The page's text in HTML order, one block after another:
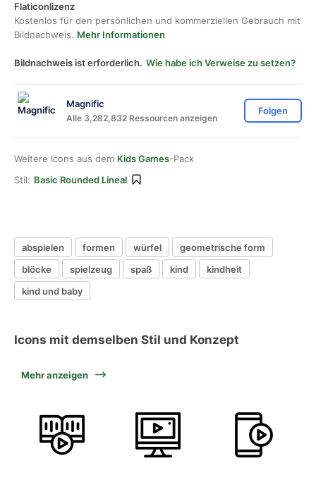
Flaticonlizenz
Kostenlos für den persönlichen und kommerziellen Gebrauch mit
Bildnachweis. Mehr Informationen
Bildnachweis ist erforderlich. Wie habe ich Verweise zu setzen?
Magnific
Alle 3,282,832 Ressourcen anzeigen
Folgen
Weitere Icons aus dem Kids Games-Pack
Stil: Basic Rounded Lineal
abspielen formen würfel
geometrische form
blöcke
spielzeug spaß kind
kindheit
kind und baby
Icons mit demselben Stil und Konzept
Mehr anzeigen